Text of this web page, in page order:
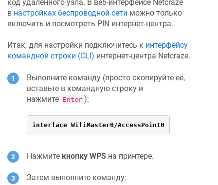
код удаленного узла. В веб-интерфейсе Netcraze
в настройках беспроводной сети можно только
включить и посмотреть PIN интернет-центра.
Итак, для настройки подключитесь к интерфейсу
командной строки (CLI) интернет-центра Netcraze.
Выполните команду (просто скопируйте её,
вставьте в командную строку и
нажмите Enter ):
interface WifiMaster0/AccessPoint0
Нажмите кнопку WPS на принтере.
Затем выполните команду: